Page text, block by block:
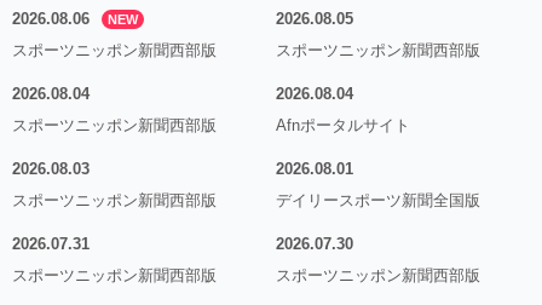
2026.08.06 NEW
スポーツニッポン新聞西部版
2026.08.05
スポーツニッポン新聞西部版
2026.08.04
スポーツニッポン新聞西部版
2026.08.04
Afnポータルサイト
2026.08.03
スポーツニッポン新聞西部版
2026.08.01
デイリースポーツ新聞全国版
2026.07.31
スポーツニッポン新聞西部版
2026.07.30
スポーツニッポン新聞西部版